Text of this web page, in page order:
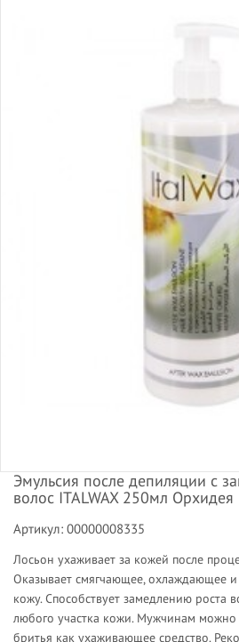
Эмульсия после депиляции с
волос ITALWAX 250мл Орхидея
Артикул: 00000008335
Лосьон ухаживает за кожей после
Оказывает смягчающее, охлаждающее
кожу. Способствует замедлению роста
любого участка кожи. Мужчинам можно
бритья как ухаживающее средство.